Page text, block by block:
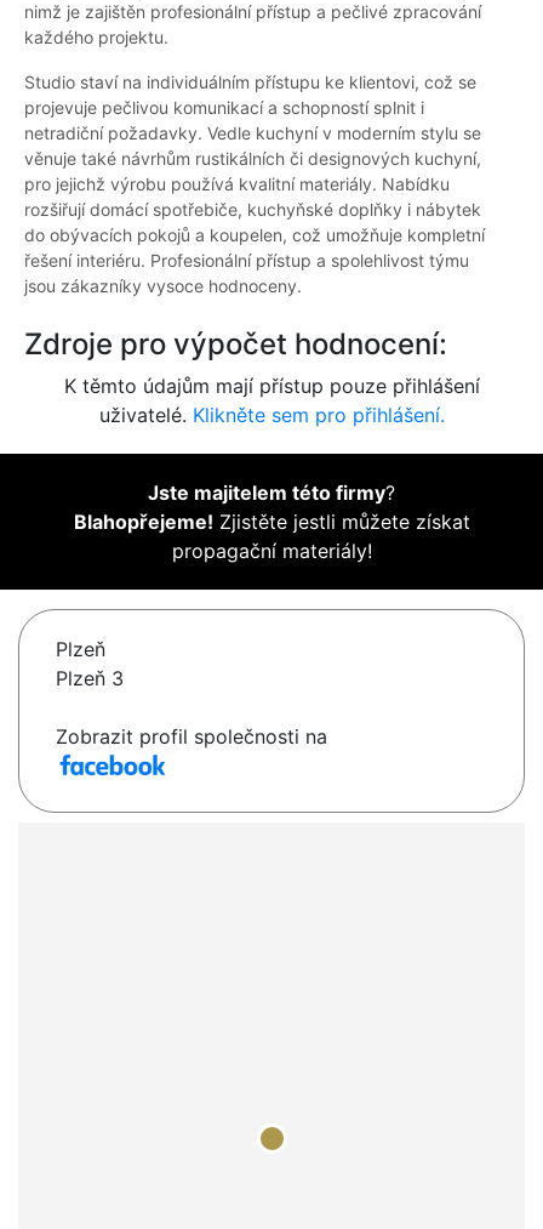
nimž je zajištěn profesionální přístup a pečlivé zpracování
každého projektu.
Studio staví na individuálním přístupu ke klientovi, což se
projevuje pečlivou komunikací a schopností splnit i
netradiční požadavky. Vedle kuchyní v moderním stylu se
věnuje také návrhům rustikálních či designových kuchyní,
pro jejichž výrobu používá kvalitní materiály. Nabídku
rozšiřují domácí spotřebiče, kuchyňské doplňky i nábytek
do obývacích pokojů a koupelen, což umožňuje kompletní
řešení interiéru. Profesionální přístup a spolehlivost týmu
jsou zákazníky vysoce hodnoceny.
Zdroje pro výpočet hodnocení:
K těmto údajům mají přístup pouze přihlášení
uživatelé. Klikněte sem pro přihlášení.
Jste majitelem této firmy?
Blahopřejeme! Zjistěte jestli můžete získat
propagační materiály!
Plzeň
Plzeň 3
Zobrazit profil společnosti na